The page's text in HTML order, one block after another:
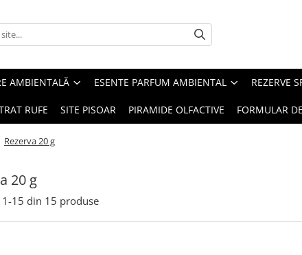
AMBIENTALĂ ESENTE PARFUM AMBIENTAL REZERVE
RUFE SITE PISOAR PIRAMIDE OLFACTIVE FORMULAR
Rezerva 20 g
20 g
1-15 din 15 produse